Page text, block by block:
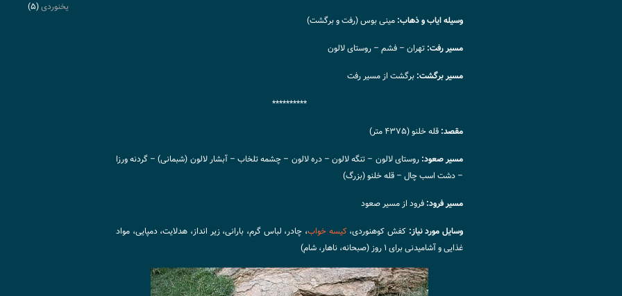
وسیله ایاب و ذهاب: مینی بوس (رفت و برگشت)‏
مسیر رفت: تهران – فشم – روستای لالون
مسیر برگشت: برگشت از مسیر رفت
**********
مقصد: قله خلنو (۴۳۷۵ متر)
مسیر صعود: روستای لالون – تنگه لالون – دره لالون – چشمه تلخاب – آبشار لالون (شبمانی) – گردنه ورزا
– دشت اسب چال – قله خلنو (بزرگ)
مسیر فرود: فرود از مسیر صعود
وسایل مورد نیاز: کفش کوهنوردی،کیسه خواب، چادر، لباس گرم، بارانی، زیر انداز، هدلایت، دمپایی، مواد
غذایی و آشامیدنی برای ۱ روز (صبحانه، ناهار، شام)‏
یخنوردی(۵)